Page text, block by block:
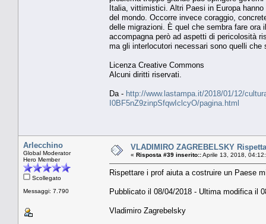
Italia, vittimistici. Altri Paesi in Europa
del mondo. Occorre invece coraggio,
delle migrazioni. È quel che sembra fare
accompagna però ad aspetti di pericolosità
ma gli interlocutori necessari sono quelli
Licenza Creative Commons
Alcuni diritti riservati.
Da - http://www.lastampa.it/2018/01/12/
I0BF5nZ9zinpSfqwIclcyO/pagina.html
Arlecchino
Global Moderator
Hero Member
Scollegato
Messaggi: 7.790
VLADIMIRO ZAGREBELSKY
« Risposta #39 inserito::Aprile 13, 2018,
Rispettare i prof aiuta a costruire un Paese
Pubblicato il 08/04/2018 - Ultima modifica il
Vladimiro Zagrebelsky